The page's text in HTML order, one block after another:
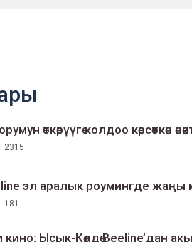
өткөрүүгө колдоо көрсөткөн
2315
эл аралык роумингде
181
Ысык-Көлдө Beeline’дан